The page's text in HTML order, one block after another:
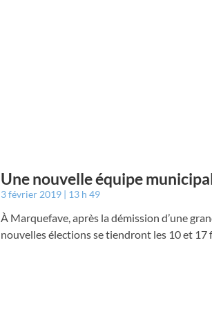
Une nouvelle équipe
3 février 2019 13 h 49
À Marquefave, après la démission d’une
nouvelles élections se tiendront les 10 et 17